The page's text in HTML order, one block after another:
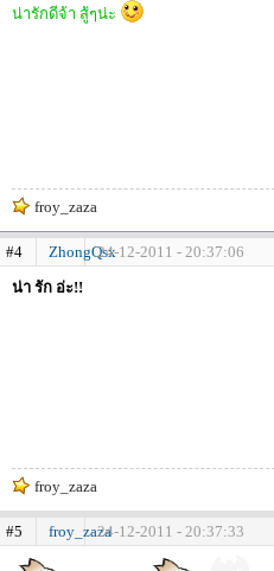
น่ารักดีจ้า สู้ๆน่ะ
froy_zaza
#4 ZhongQsx24-12-2011 - 20:37:06
น่า รัก อ่ะ!!
froy_zaza
#5 froy_zaza24-12-2011 - 20:37:33